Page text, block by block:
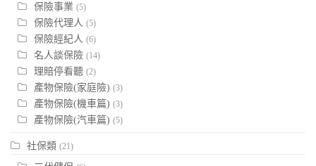
保險事業 (5)
保險代理人 (5)
保險經紀人 (6)
名人談保險 (14)
理賠停看聽 (2)
產物保險(家庭險) (3)
產物保險(機車篇) (3)
產物保險(汽車篇) (5)
社保類 (21)